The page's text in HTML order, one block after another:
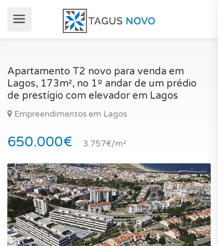
Apartamento T2 novo para venda em
Lagos, 173m², no 1º andar de um prédio
de prestígio com elevador em Lagos
Empreendimentos em Lagos
650.000€ 3.757€/m²